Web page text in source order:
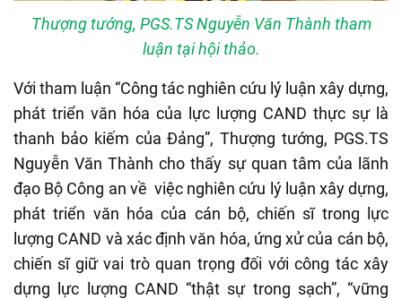
Thượng tướng, PGS.TS Nguyễn Văn Thành tham
luận tại hội thảo.
Với tham luận “Công tác nghiên cứu lý luận xây dựng,
phát triển văn hóa của lực lượng CAND thực sự là
thanh bảo kiếm của Đảng”, Thượng tướng, PGS.TS
Nguyễn Văn Thành cho thấy sự quan tâm của lãnh
đạo Bộ Công an về việc nghiên cứu lý luận xây dựng,
phát triển văn hóa của cán bộ, chiến sĩ trong lực
lượng CAND và xác định văn hóa, ứng xử của cán bộ,
chiến sĩ giữ vai trò quan trọng đối với công tác xây
dựng lực lượng CAND “thật sự trong sạch”, “vững